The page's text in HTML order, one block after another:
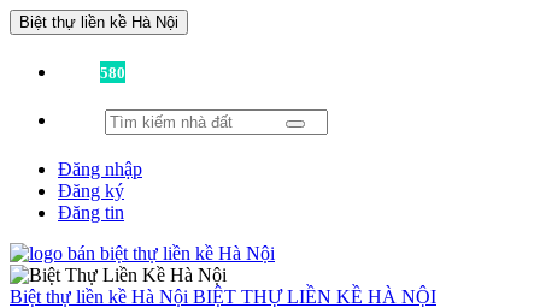
Biệt thự liền kề Hà Nội
580
Đăng nhập
Đăng ký
Đăng tin
Biệt thự liền kề Hà Nội BIỆT THỰ LIỀN KỀ HÀ NỘI